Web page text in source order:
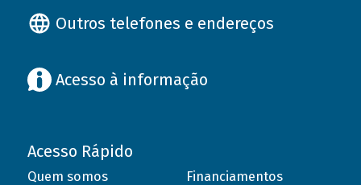
Outros telefones e endereços
Acesso à informação
Acesso Rápido
Quem somos
Financiamentos